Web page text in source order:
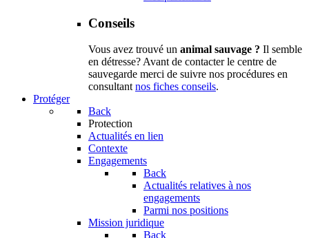
Conseils
Vous avez trouvé un animal sauvage ? Il semble
en détresse? Avant de contacter le centre de
sauvegarde merci de suivre nos procédures en
consultantnos fiches conseils.
Protéger
Back
Protection
Actualités en lien
Contexte
Engagements
Back
Actualités relatives à nos
engagements
Parmi nos positions
Mission juridique
Back